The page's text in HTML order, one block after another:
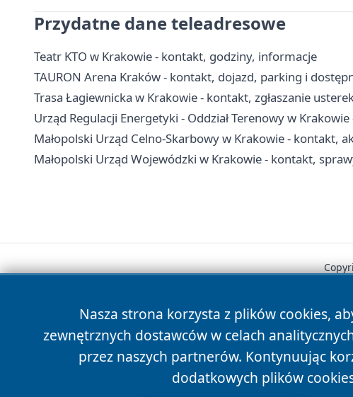
Przydatne dane teleadresowe
Teatr KTO w Krakowie - kontakt, godziny, informacje
TAURON Arena Kraków - kontakt, dojazd, parking i
Trasa Łagiewnicka w Krakowie - kontakt, zgłaszanie
Urząd Regulacji Energetyki - Oddział Terenowy w
Małopolski Urząd Celno-Skarbowy w Krakowie - kontakt,
Małopolski Urząd Wojewódzki w Krakowie - kontakt,
Nasza strona korzysta z plików cookies,
zewnętrznych dostawców w celach
przez naszych partnerów. Kontynuując
dodatkowych plików
News